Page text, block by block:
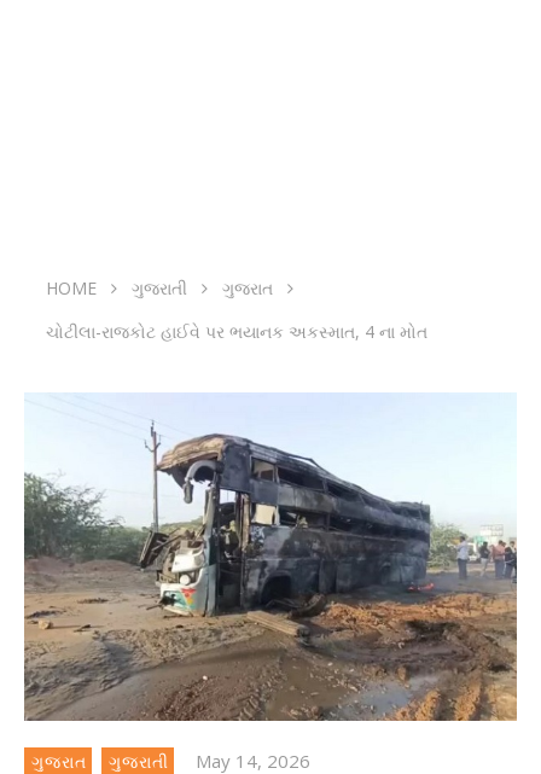
HOME ગુજરાતી
ગુજરાત
ચોટીલા-રાજકોટ હાઈવે પર ભયાનક અકસ્માત, 4 ના મોત
ગુજરાત ગુજરાતી May 14, 2026